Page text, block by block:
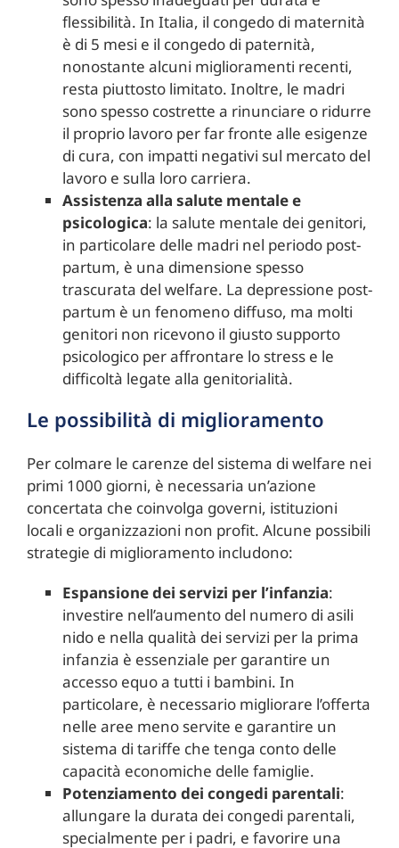
flessibilità. In Italia, il congedo di maternità
è di 5 mesi e il congedo di paternità,
nonostante alcuni miglioramenti recenti,
resta piuttosto limitato. Inoltre, le madri
sono spesso costrette a rinunciare o ridurre
il proprio lavoro per far fronte alle esigenze
di cura, con impatti negativi sul mercato del
lavoro e sulla loro carriera.
Assistenza alla salute mentale e
psicologica: la salute mentale dei genitori,
in particolare delle madri nel periodo post-
partum, è una dimensione spesso
trascurata del welfare. La depressione post-
partum è un fenomeno diffuso, ma molti
genitori non ricevono il giusto supporto
psicologico per affrontare lo stress e le
difficoltà legate alla genitorialità.
Le possibilità di miglioramento
Per colmare le carenze del sistema di welfare nei
primi 1000 giorni, è necessaria un’azione
concertata che coinvolga governi, istituzioni
locali e organizzazioni non profit. Alcune possibili
strategie di miglioramento includono:
Espansione dei servizi per l’infanzia:
investire nell’aumento del numero di asili
nido e nella qualità dei servizi per la prima
infanzia è essenziale per garantire un
accesso equo a tutti i bambini. In
particolare, è necessario migliorare l’offerta
nelle aree meno servite e garantire un
sistema di tariffe che tenga conto delle
capacità economiche delle famiglie.
Potenziamento dei congedi parentali:
allungare la durata dei congedi parentali,
specialmente per i padri, e favorire una